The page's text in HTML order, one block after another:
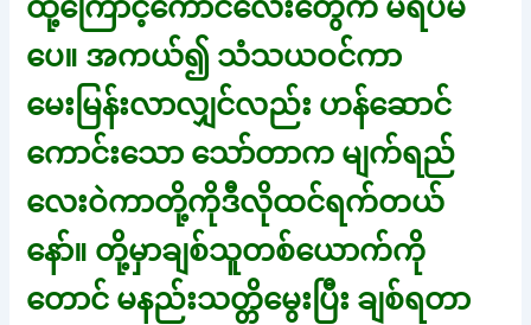
ထို့ကြောင့်ကောင်လေးတွေက မရိပ်မိ
ပေ။ အကယ်၍ သံသယဝင်ကာ
မေးမြန်းလာလျှင်လည်း ဟန်ဆောင်
ကောင်းသော သော်တာက မျက်ရည်
လေးဝဲကာတို့ကိုဒီလိုထင်ရက်တယ်
နော်။ တို့မှာချစ်သူတစ်ယောက်ကို
တောင် မနည်းသတ္တိမွေးပြီး ချစ်ရတာ